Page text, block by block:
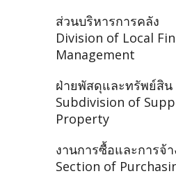
ส่วนบริหารการคลัง
Division of Local
Management
ฝ่ายพัสดุและทรัพย์สิน
Subdivision of
Property
งานการซื้อและการจ้า
Section of